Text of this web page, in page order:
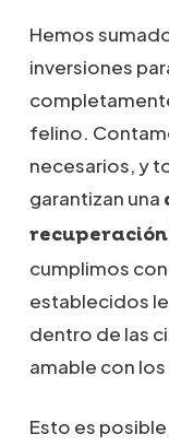
Hemos
inversiones
felino.
necesarios, y
garantizan una
cumplimos
establecidos
dentro de las
amable con
Esto es